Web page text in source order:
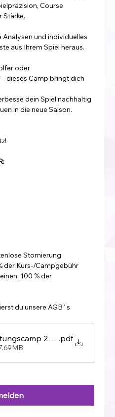
Course
Stärke.
und individuelles
aus Ihrem Spiel heraus.
oder
dieses Camp bringt dich
dein Spiel nachhaltig
in die neue Saison.
Stornierung
der Kurs-/Campgebühr
100 % der
du unsere AGB´s
2027.pdf